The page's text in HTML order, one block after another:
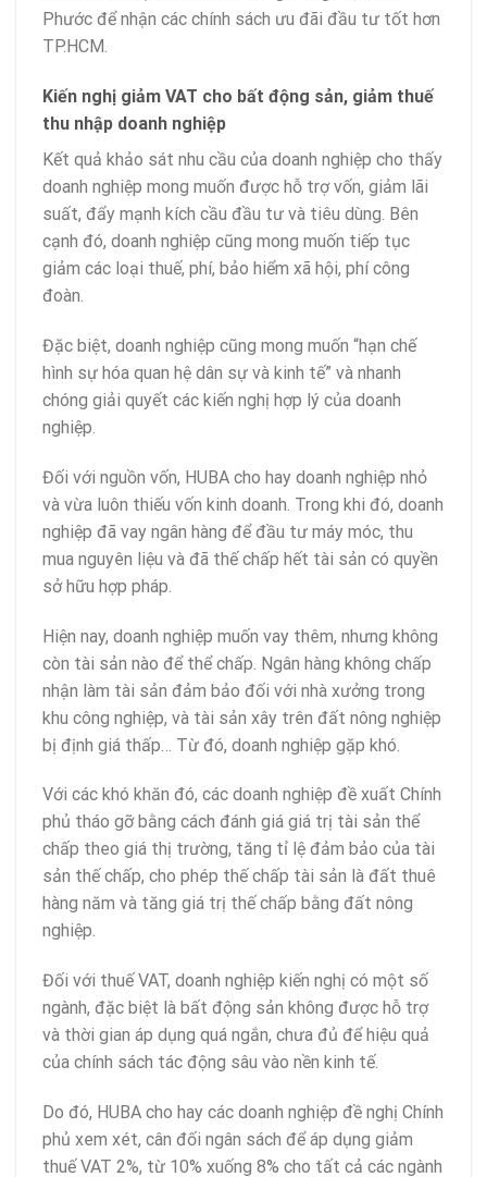
Phước để nhận các chính sách ưu đãi đầu tư tốt hơn
TP.HCM.
Kiến nghị giảm VAT cho bất động sản, giảm thuế
thu nhập doanh nghiệp
Kết quả khảo sát nhu cầu của doanh nghiệp cho thấy
doanh nghiệp mong muốn được hỗ trợ vốn, giảm lãi
suất, đẩy mạnh kích cầu đầu tư và tiêu dùng. Bên
cạnh đó, doanh nghiệp cũng mong muốn tiếp tục
giảm các loại thuế, phí, bảo hiểm xã hội, phí công
đoàn.
Đặc biệt, doanh nghiệp cũng mong muốn “hạn chế
hình sự hóa quan hệ dân sự và kinh tế” và nhanh
chóng giải quyết các kiến nghị hợp lý của doanh
nghiệp.
Đối với nguồn vốn, HUBA cho hay doanh nghiệp nhỏ
và vừa luôn thiếu vốn kinh doanh. Trong khi đó, doanh
nghiệp đã vay ngân hàng để đầu tư máy móc, thu
mua nguyên liệu và đã thế chấp hết tài sản có quyền
sở hữu hợp pháp.
Hiện nay, doanh nghiệp muốn vay thêm, nhưng không
còn tài sản nào để thể chấp. Ngân hàng không chấp
nhận làm tài sản đảm bảo đối với nhà xưởng trong
khu công nghiệp, và tài sản xây trên đất nông nghiệp
bị định giá thấp… Từ đó, doanh nghiệp gặp khó.
Với các khó khăn đó, các doanh nghiệp đề xuất Chính
phủ tháo gỡ bằng cách đánh giá giá trị tài sản thể
chấp theo giá thị trường, tăng tỉ lệ đảm bảo của tài
sản thế chấp, cho phép thế chấp tài sản là đất thuê
hàng năm và tăng giá trị thế chấp bằng đất nông
nghiệp.
Đối với thuế VAT, doanh nghiệp kiến nghị có một số
ngành, đặc biệt là bất động sản không được hỗ trợ
và thời gian áp dụng quá ngắn, chưa đủ để hiệu quả
của chính sách tác động sâu vào nền kinh tế.
Do đó, HUBA cho hay các doanh nghiệp đề nghị Chính
phủ xem xét, cân đối ngân sách để áp dụng giảm
thuế VAT 2%, từ 10% xuống 8% cho tất cả các ngành